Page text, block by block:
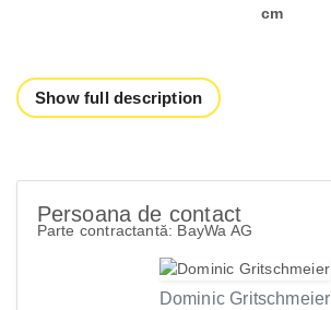
cm
Show full description
Persoana de contact
Parte contractantă: BayWa AG
Dominic Gritschmeier